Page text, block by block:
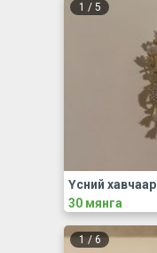
1 / 5
Үсний хавчаар
30 мянга
1 / 6